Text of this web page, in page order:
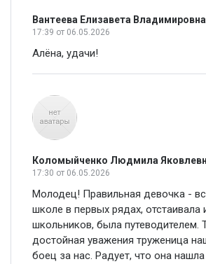
Вантеева Елизавета Владимировна
17:39 от 06.05.2026
Алёна, удачи!
Коломыйченко Людмила
17:30 от 06.05.2026
Молодец! Правильная девочка -
школе в первых рядах, отстаивала
школьников, была путеводителем.
достойная уважения труженица
боец за нас. Радует, что она